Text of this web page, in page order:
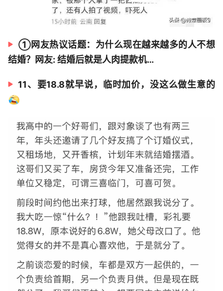
①网友热议话题：为什么现在越来越多的人不想
结婚？网友: 结婚后就是人肉提款机…
11、‬要18.8就早说，临时加价，没这么做生意的